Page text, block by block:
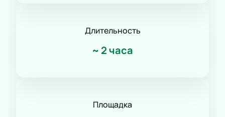
Длительность
~ 2 часа
Площадка